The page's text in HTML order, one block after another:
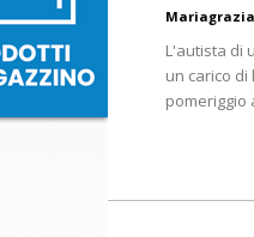
L'autista di
un carico
pomeriggio